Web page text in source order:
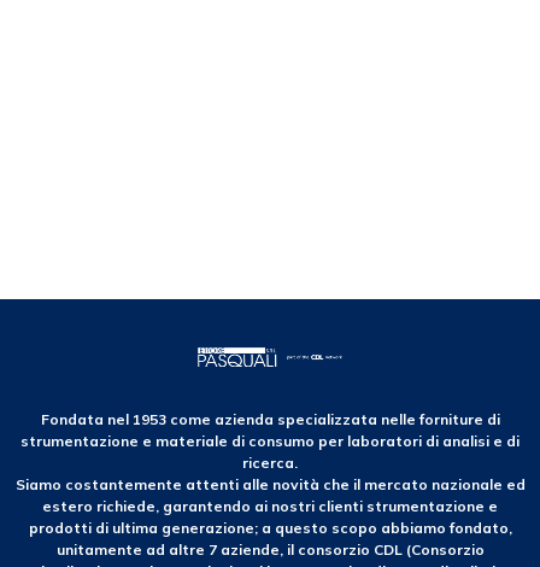
Fondata nel 1953 come azienda specializzata nelle forniture di
strumentazione e materiale di consumo per laboratori di analisi e di
ricerca.
Siamo costantemente attenti alle novità che il mercato nazionale ed
estero richiede, garantendo ai nostri clienti strumentazione e
prodotti di ultima generazione; a questo scopo abbiamo fondato,
unitamente ad altre 7 aziende, il consorzio CDL (Consorzio